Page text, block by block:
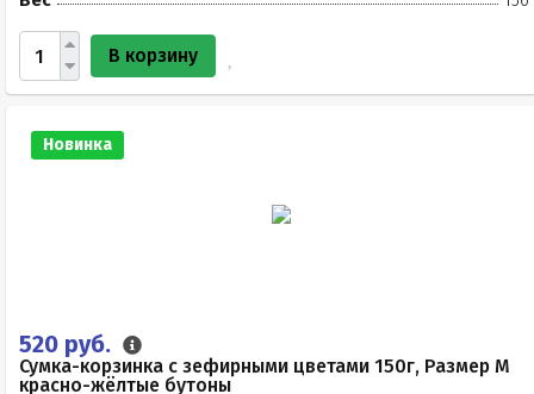
В корзину
Новинка
520 руб.
Сумка-корзинка с зефирными цветами 150г, Размер М
красно-жёлтые бутоны